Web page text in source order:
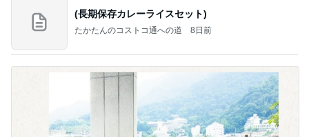
(長期保存カレーライスセット)
たかたんのコストコ通への道 8日前